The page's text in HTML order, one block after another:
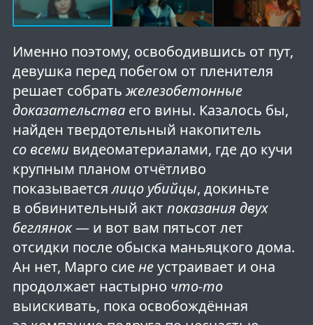
Именно поэтому, освободившись от пут,
девушка перед побегом от пленителя
решает собратьжелезобетонные
доказательстваего вины. Казалось бы,
найден твердотельный накопитель
со всеми видеоматериалами, где до кучи
крупным планом отчётливо
показываетсялицо убийцы, докиньте
в обвинительный акт показания двух
беглянок— и вот вам пятьсот лет
отсидки после обыска маньяцкого дома.
Ан нет, Марго сиенеустраивает и она
продолжает настырно что-то
выискивать, пока освобождённая